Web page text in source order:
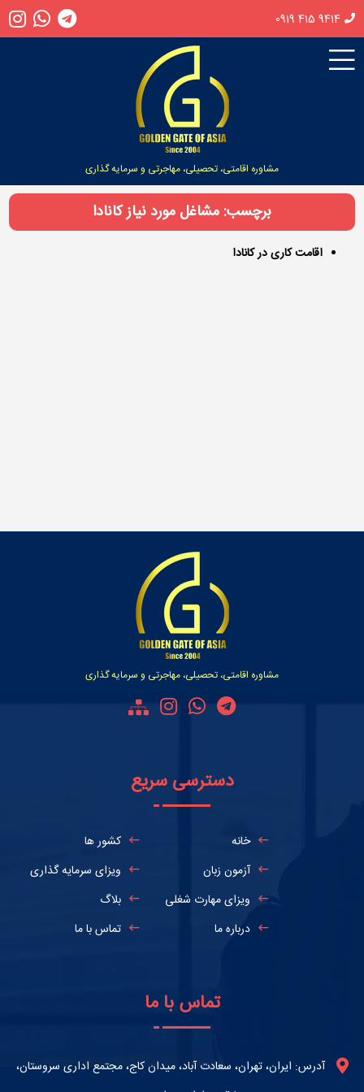
0919 415 9414
مشاوره اقامتی، تحصیلی، مهاجرتی و سرمایه گذاری
برچسب: مشاغل مورد نیاز کانادا
اقامت کاری در کانادا
مشاوره اقامتی، تحصیلی، مهاجرتی و سرمایه گذاری
دسترسی سریع
خانه
کشور ها
آزمون زبان
ویزای سرمایه گذاری
ویزای مهارت شغلی
بلاگ
درباره ما
تماس با ما
تماس با ما
آدرس: ایران، تهران، سعادت آباد، میدان کاج، مجتمع اداری سروستان،